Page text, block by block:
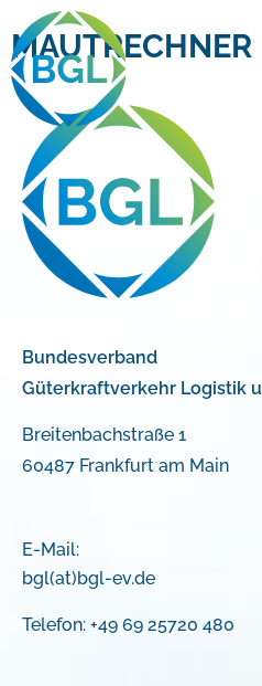
MAUTRECHNER
Bundesverband
Güterkraftverkehr Logistik
Breitenbachstraße 1
60487 Frankfurt am Main
E-Mail:
bgl(at)bgl-ev.de
Telefon: +49 69 25720 480